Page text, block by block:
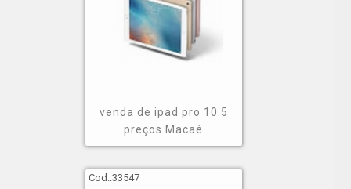
venda de ipad pro 10.5
preços Macaé
Cod.:33547